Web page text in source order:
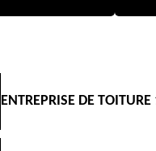
ENTREPRISE DE TOITURE